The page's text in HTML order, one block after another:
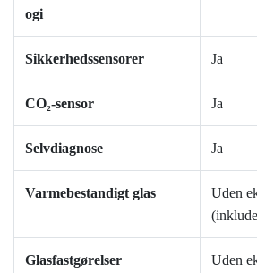
ogi
Sikkerhedssensorer Ja
CO₂-sensor Ja
Selvdiagnose Ja
Varmebestandigt glas
Uden
Glasfastgørelser
Uden